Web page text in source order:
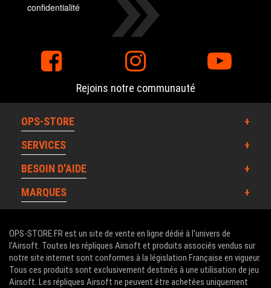
confidentialité
Rejoins notre communauté
OPS-STORE
SERVICES
BESOIN D'AIDE
MARQUES
OPS-STORE.FR est un site de vente en ligne dédié à l'univers de
l'Airsoft. Toutes les répliques Airsoft et produits associés vendus sur
notre site internet sont conformes à la législation Française en vigueur.
Tous ces produits sont exclusivement destinés à une utilisation de jeu
Airsoft. Les répliques Airsoft ne peuvent être achetées uniquement